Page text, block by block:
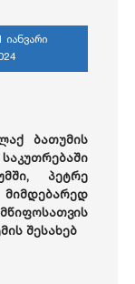
იანვარი
ბათუმის
პეტრე
შესახებ